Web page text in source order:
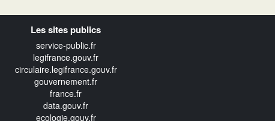
Les sites publics
service-public.fr
legifrance.gouv.fr
circulaire.legifrance.gouv.fr
gouvernement.fr
france.fr
data.gouv.fr
ecologie.gouv.fr